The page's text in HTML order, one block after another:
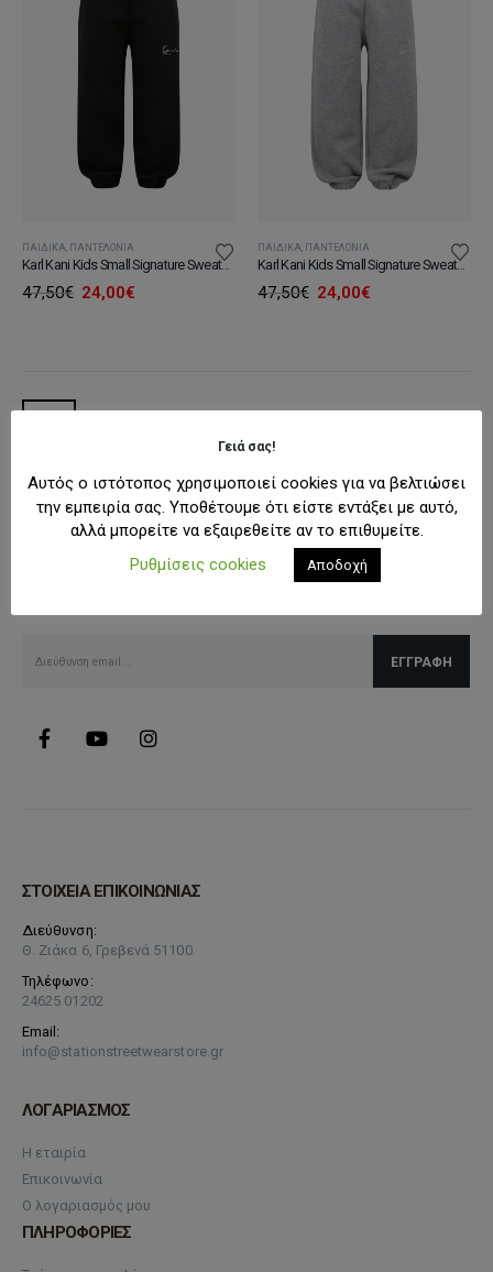
ΠΑΙΔΙΚΆ ΠΑΝΤΕΛΌΝΙΑ
Karl Kani Kids Small Signature Sweatpants Black Παιδική Φόρμα
47,50€ Original
24,00€Η
ΠΑΙΔΙΚΆ ΠΑΝΤΕΛΌΝΙΑ
Karl Kani Kids Small Signature Sweatpants Grey Παιδική Φόρμα
47,50€ Original
24,00€Η
Λάβετε όλες τις τελευταίες πληροφορίες για εκπτώσεις και
ΣΤΟΙΧΕΙΑ ΕΠΙΚΟΙΝΩΝΙΑΣ
Διεύθυνση:
Θ. Ζιάκα 6, Γρεβενά 51100
Τηλέφωνο:
24625 01202
Email:
info@stationstreetwearstore.gr
ΛΟΓΑΡΙΑΣΜΟΣ
Η εταιρία
Επικοινωνία
Ο λογαριασμός μου
ΠΛΗΡΟΦΟΡΙΕΣ
Γειά σας!
Αυτός ο ιστότοπος χρησιμοποιεί cookies για να βελτιώσει
την εμπειρία σας. Υποθέτουμε ότι είστε εντάξει με αυτό,
αλλά μπορείτε να εξαιρεθείτε αν το επιθυμείτε.
Ρυθμίσεις cookies
Αποδοχή